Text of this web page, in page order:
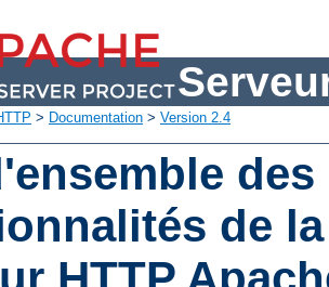
> Documentation > Version 2.4
de